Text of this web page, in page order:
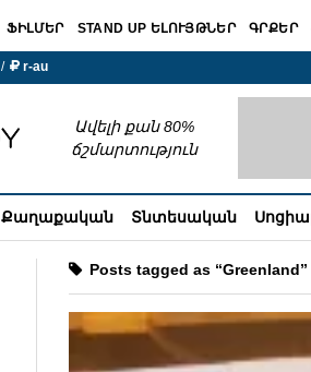
ՖԻԼՄԵՐ STAND UP ԵԼՈՒՅԹՆԵՐ ԳՐՔԵՐ
/  r-au
Ավելի քան 80%
ճշմարտություն
Քաղաքական Տնտեսական
Posts tagged as “Greenland”